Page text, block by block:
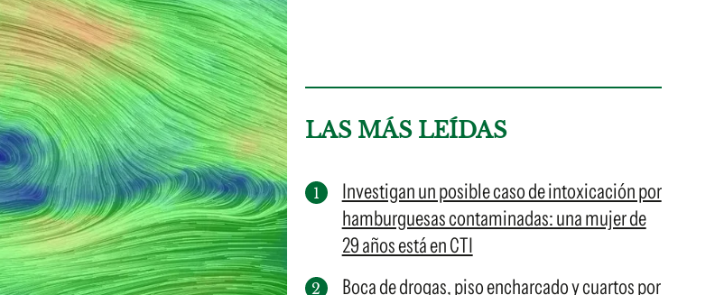
LAS MÁS LEÍDAS
Investigan un posible caso de intoxicación por
hamburguesas contaminadas: una mujer de
29 años está en CTI
Boca de drogas, piso encharcado y cuartos por